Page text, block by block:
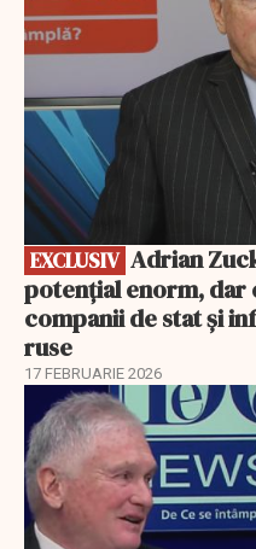
EXCLUSIV
potențial enorm, dar
companii de stat și
ruse
17 FEBRUARIE 2026
EXCLUSIV